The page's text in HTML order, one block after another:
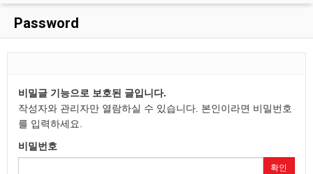
Password
비밀글 기능으로 보호된 글입니다.
작성자와 관리자만 열람하실 수 있습니다. 본인이라면 비밀번호
를 입력하세요.
비밀번호
확인